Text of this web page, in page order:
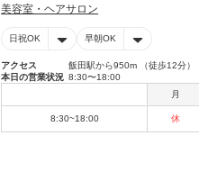
美容室・ヘアサロン
日祝OK 早朝OK
アクセス
飯田駅から950m （徒歩12分）
本日の営業状況 8:30〜18:00
月
8:30~18:00 休